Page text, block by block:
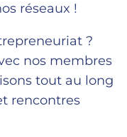
réseaux !
?
nos membres
tout au long
rencontres